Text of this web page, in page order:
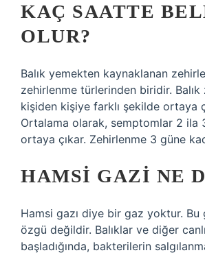
KAÇ SAATTE
OLUR?
Balık yemekten kaynaklanan
zehirlenme türlerinden biridir. Balık
kişiden kişiye farklı şekilde ortaya
Ortalama olarak, semptomlar 2 ila
ortaya çıkar. Zehirlenme 3 güne
HAMSI GAZI NE
Hamsi gazı diye bir gaz yoktur. Bu
özgü değildir. Balıklar ve diğer
başladığında, bakterilerin